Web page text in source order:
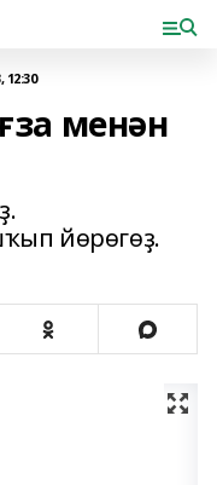
12:30
менән
йөрөгөҙ.